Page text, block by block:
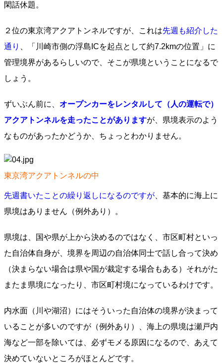
閑話休題。
２位の東京湾アクアトンネルですが、これは先週も紹介した
通り
、「川崎市側の浮島ICを起点として約7.2kmの位置」に
管理境界があるらしいので、そこが県境ということになるで
しょう。
ずいぶん前に、 オープンカーをレンタルして（人の運転で）
アクアトンネルを走ったことがありますが、県境表示のよう
なものがあったかどうか、ちょっとわかりません。
東京湾アクアトンネルの中
先週書いたことの繰り返しになるのですが 、基本的に海上に
県境はありません（例外あり）。
県境は、国や県が上から決めるのではなく、市区町村といっ
た自治体自身が、境界を周辺の自治体同士で話し合って決め
（決まらない場合は県や国が裁定する場合もある）それがた
またま県境になったり、市区町村境になっているわけです。
内水面（川や湖沼）にはそういった自治体の境界が決まって
いることが多いのですが（例外あり）、海上の県境は瀬戸内
海など一部を除いては、必ずモメる原因になるので、あえて
決めていないところがほとんどです。